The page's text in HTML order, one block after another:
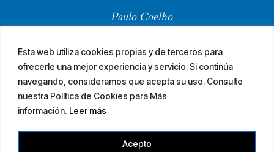
Esta web utiliza cookies propias y de terceros para
ofrecerle una mejor experiencia y servicio. Si continúa
navegando, consideramos que acepta su uso. Consulte
nuestra Política de Cookies para Más
información. Leer más
Acepto
Paulo Coelho
© 2026 El Camino Mozárabe de Santiago · diseña